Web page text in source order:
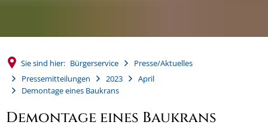
Sie sind hier: Bürgerservice
Presse/Aktuelles
Pressemitteilungen
2023
April
Demontage eines Baukrans
Demontage eines Baukrans